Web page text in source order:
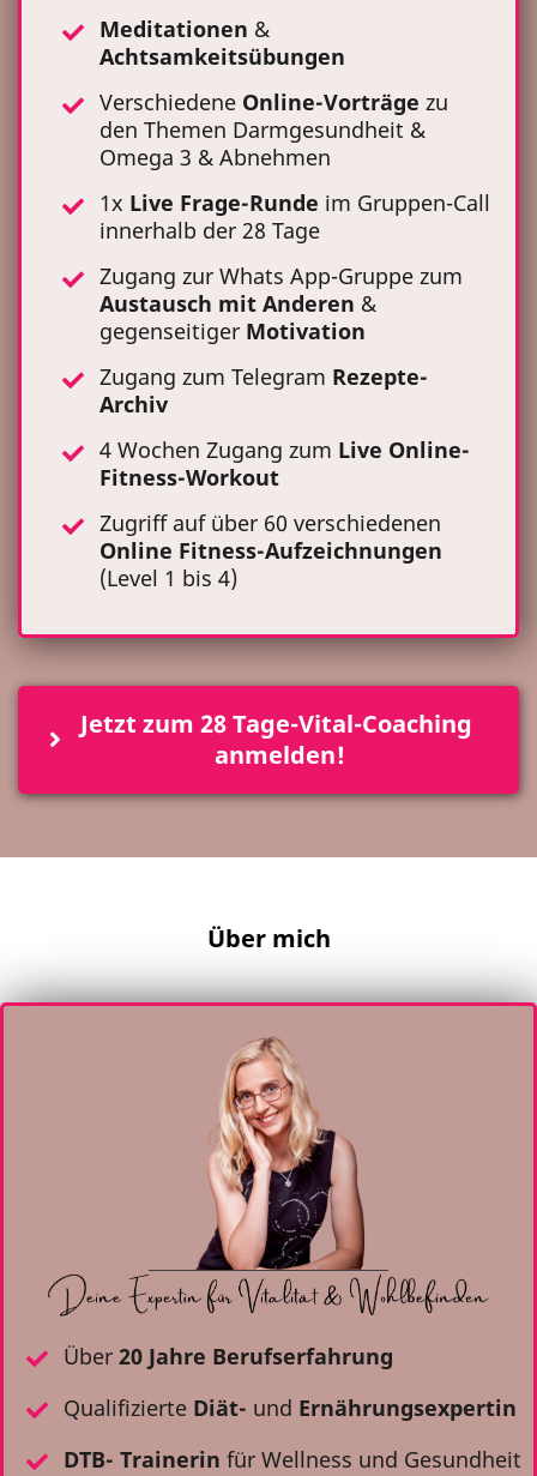
Meditationen &
Achtsamkeitsübungen
Verschiedene Online-Vorträge zu
den Themen Darmgesundheit &
Omega 3 & Abnehmen
1x Live Frage-Runde im Gruppen-Call
innerhalb der 28 Tage
Zugang zur Whats App-Gruppe zum
Austausch mit Anderen &
gegenseitiger Motivation
Zugang zum Telegram Rezepte-
Archiv
4 Wochen Zugang zum Live Online-
Fitness-Workout
Zugriff auf über 60 verschiedenen
Online Fitness-Aufzeichnungen
(Level 1 bis 4)
Jetzt zum 28 Tage-Vital-Coaching
anmelden!
Über mich
Über 20 Jahre Berufserfahrung
Qualifizierte Diät- und Ernährungsexpertin
DTB- Trainerin für Wellness und Gesundheit